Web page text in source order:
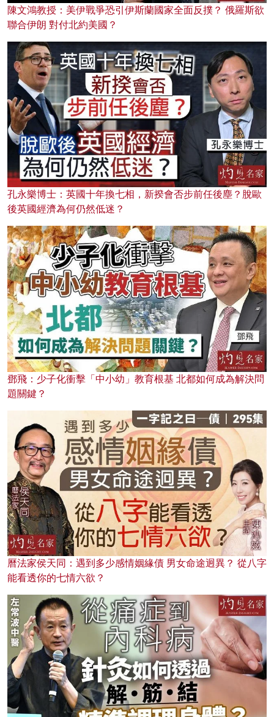
陳文鴻教授：美伊戰爭恐引伊斯蘭國家全面反撲？ 俄羅斯欲
聯合伊朗 對付北約美國？
孔永樂博士：英國十年換七相，新揆會否步前任後塵？脫歐
後英國經濟為何仍然低迷？
鄧飛：少子化衝擊「中小幼」教育根基 北都如何成為解決問
題關鍵？
曆法家侯天同：遇到多少感情姻緣債 男女命途迥異？ 從八字
能看透你的七情六欲？